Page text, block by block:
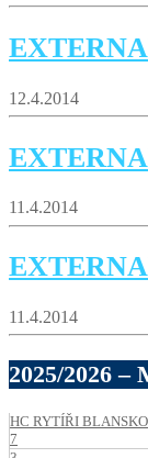
12.4.2014
11.4.2014
11.4.2014
2025/2026
HC RYTÍŘI BLANSKO
7